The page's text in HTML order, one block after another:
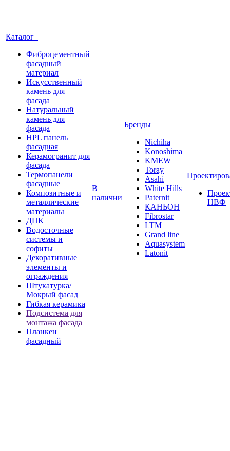
Каталог
Фиброцементный
фасадный
материал
Искусственный
камень для
фасада
Натуральный
камень для
фасада
HPL панель
фасадная
Керамогранит для
фасада
Термопанели
фасадные
Композитные и
металлические
материалы
ДПК
Водосточные
системы и
софиты
Декоративные
элементы и
ограждения
Штукатурка/
Мокрый фасад
Гибкая керамика
Подсистема для
монтажа фасада
Планкен
фасадный
В
наличии
Бренды
Nichiha
Konoshima
KMEW
Toray
Asahi
White Hills
Paternit
КАНЬОН
Fibrostar
LTM
Grand line
Aquasystem
Latonit
НВФ